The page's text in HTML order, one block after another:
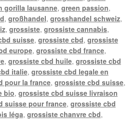
gorilla lausanne, green passion,
, großhandel, grosshandel schweiz,
, grossiste, grossiste cannabis,
suisse, grossiste cbd, grossiste
europe, grossiste cbd france,
, grossiste cbd huile, grossiste cbd
italie, grossiste cbd legale en
pour la france, grossiste cbd suisse,
bio, grossiste cbd suisse livraison
suisse pour france, grossiste cbd
léga, grossiste chanvre cbd,